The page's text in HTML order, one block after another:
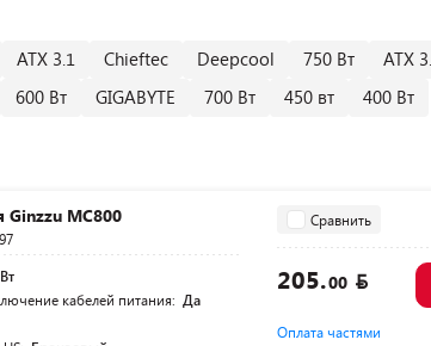
ATX 3.1 Chieftec Deepcool 750 Вт ATX
600 Вт GIGABYTE 700 Вт 450 вт 400 Вт
Ginzzu MC800
кабелей питания: Да
Сравнить
205.00
Оплата частями